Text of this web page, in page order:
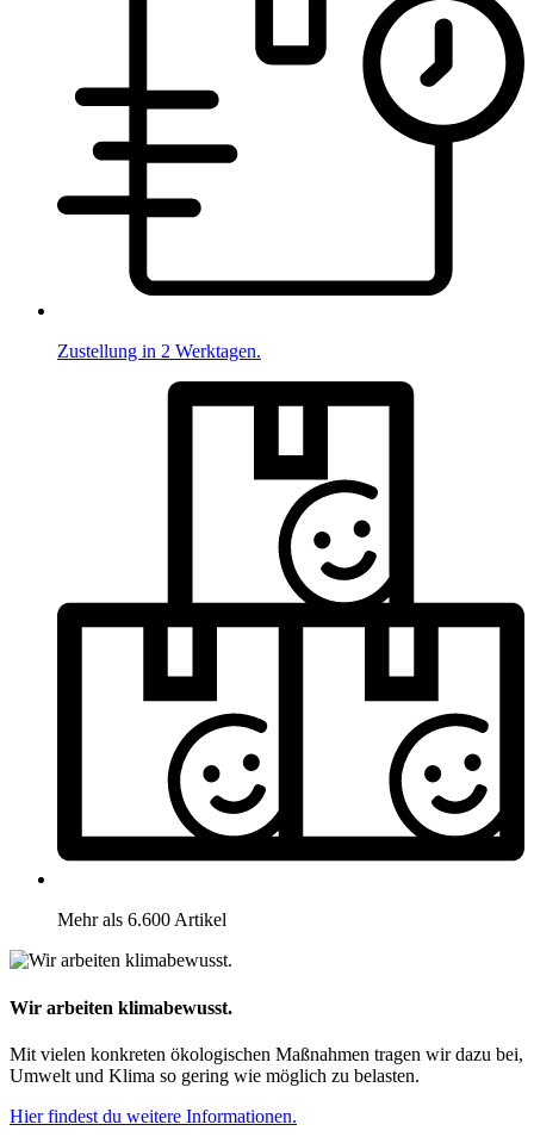
Zustellung in 2 Werktagen.
Mehr als 6.600 Artikel
Wir arbeiten klimabewusst.
Mit vielen konkreten ökologischen Maßnahmen tragen wir dazu bei,
Umwelt und Klima so gering wie möglich zu belasten.
Hier findest du weitere Informationen.